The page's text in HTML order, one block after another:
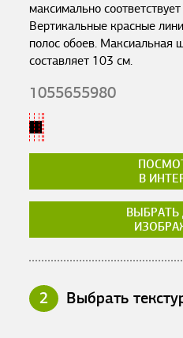
максимально
Вертикальные красные
полос обоев. Максиальная
составляет 103 см.
1055655980
В
ВЫБРАТЬ
2 Выбрать